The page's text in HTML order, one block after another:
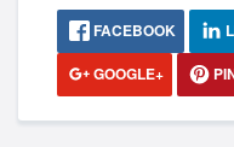
FACEBOOK
GOOGLE+